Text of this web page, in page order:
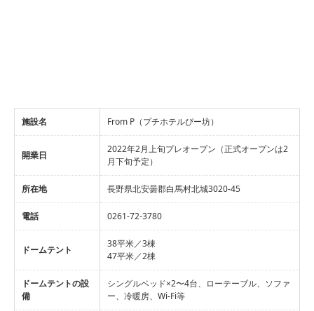
施設名 From P（プチホテルぴー坊）
開業日
2022年2月上旬プレオープン（正式オープンは2
月下旬予定）
所在地 長野県北安曇郡白馬村北城3020-45
電話 0261-72-3780
ドームテント
38平米／3棟
47平米／2棟
ドームテントの設
備
シングルベッド×2〜4台、ローテーブル、ソファ
ー、冷暖房、Wi-Fi等